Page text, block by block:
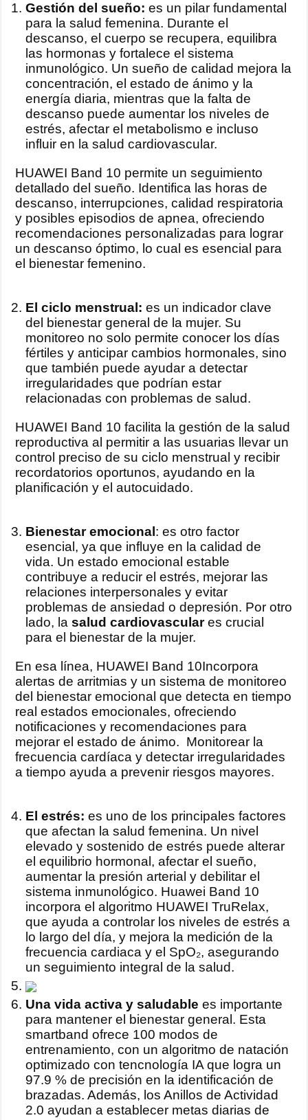
Gestión del sueño: es un pilar fundamental
para la salud femenina. Durante el
descanso, el cuerpo se recupera, equilibra
las hormonas y fortalece el sistema
inmunológico. Un sueño de calidad mejora la
concentración, el estado de ánimo y la
energía diaria, mientras que la falta de
descanso puede aumentar los niveles de
estrés, afectar el metabolismo e incluso
influir en la salud cardiovascular.
HUAWEI Band 10 permite un seguimiento
detallado del sueño. Identifica las horas de
descanso, interrupciones, calidad respiratoria
y posibles episodios de apnea, ofreciendo
recomendaciones personalizadas para lograr
un descanso óptimo, lo cual es esencial para
el bienestar femenino.
El ciclo menstrual: es un indicador clave
del bienestar general de la mujer. Su
monitoreo no solo permite conocer los días
fértiles y anticipar cambios hormonales, sino
que también puede ayudar a detectar
irregularidades que podrían estar
relacionadas con problemas de salud.
HUAWEI Band 10 facilita la gestión de la salud
reproductiva al permitir a las usuarias llevar un
control preciso de su ciclo menstrual y recibir
recordatorios oportunos, ayudando en la
planificación y el autocuidado.
Bienestar emocional : es otro factor
esencial, ya que influye en la calidad de
vida. Un estado emocional estable
contribuye a reducir el estrés, mejorar las
relaciones interpersonales y evitar
problemas de ansiedad o depresión. Por otro
lado, lasalud cardiovasculares crucial
para el bienestar de la mujer.
En esa línea, HUAWEI Band 10Incorpora
alertas de arritmias y un sistema de monitoreo
del bienestar emocional que detecta en tiempo
real estados emocionales, ofreciendo
notificaciones y recomendaciones para
mejorar el estado de ánimo. Monitorear la
frecuencia cardíaca y detectar irregularidades
a tiempo ayuda a prevenir riesgos mayores.
El estrés:es uno de los principales factores
que afectan la salud femenina. Un nivel
elevado y sostenido de estrés puede alterar
el equilibrio hormonal, afectar el sueño,
aumentar la presión arterial y debilitar el
sistema inmunológico. Huawei Band 10
incorpora el algoritmo HUAWEI TruRelax,
que ayuda a controlar los niveles de estrés a
lo largo del día, y mejora la medición de la
frecuencia cardiaca y el SpO₂, asegurando
un seguimiento integral de la salud.
Una vida activa y saludable es importante
para mantener el bienestar general. Esta
smartband ofrece 100 modos de
entrenamiento, con un algoritmo de natación
optimizado con tencnología IA que logra un
97.9 % de precisión en la identificación de
brazadas. Además, los Anillos de Actividad
2.0 ayudan a establecer metas diarias de